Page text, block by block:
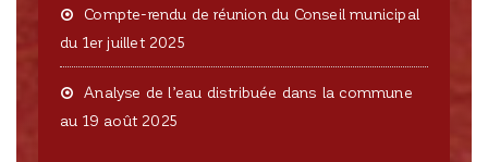
Compte-rendu de réunion du Conseil municipal
du 1er juillet 2025
Analyse de l’eau distribuée dans la commune
au 19 août 2025